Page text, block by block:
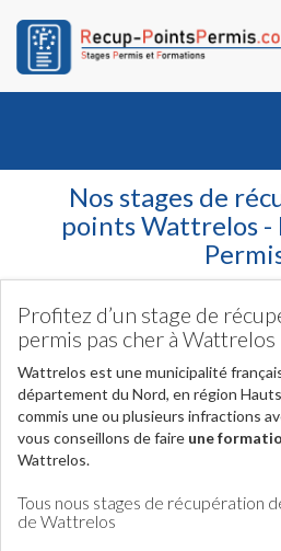
Nos stages de
points Wattrelos -
Profitez d’un stage de
permis pas cher à Wattrelos
Wattrelos est une municipalité
département du Nord, en région
commis une ou plusieurs infractions
vous conseillons de faire une
Wattrelos.
Tous nous stages de récupération
de Wattrelos